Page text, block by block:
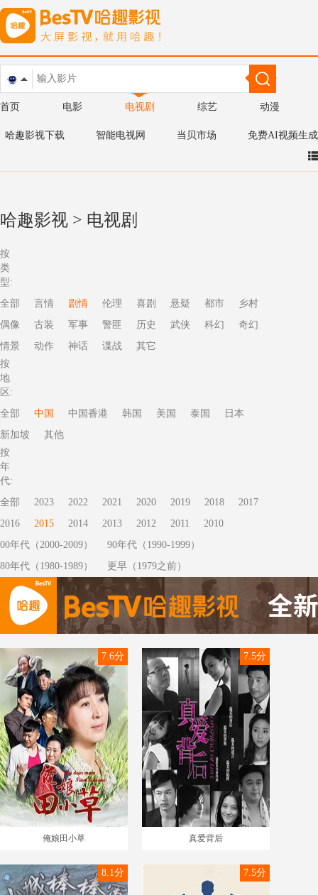
首页 电影 电视剧 综艺 动漫
哈趣影视下载 智能电视网 当贝市场 免费AI视频生成
哈趣影视 > 电视剧
按
类
型:
全部
言情 剧情 伦理 喜剧 悬疑 都市
乡村
偶像
古装 军事 警匪 历史 武侠 科幻
奇幻
情景
动作 神话 谍战
其它
按
地
区:
全部
中国 中国香港 韩国 美国 泰国
日本
新加坡
其他
按
年
代:
全部
2023 2022 2021 2020 2019 2018
2017
2016
2015 2014 2013 2012 2011
2010
00年代（2000-2009）
90年代（1990-1999）
80年代（1980-1989）
更早（1979之前）
俺娘田小草
7.6分
真爱背后
7.5分
8.1分 7.5分